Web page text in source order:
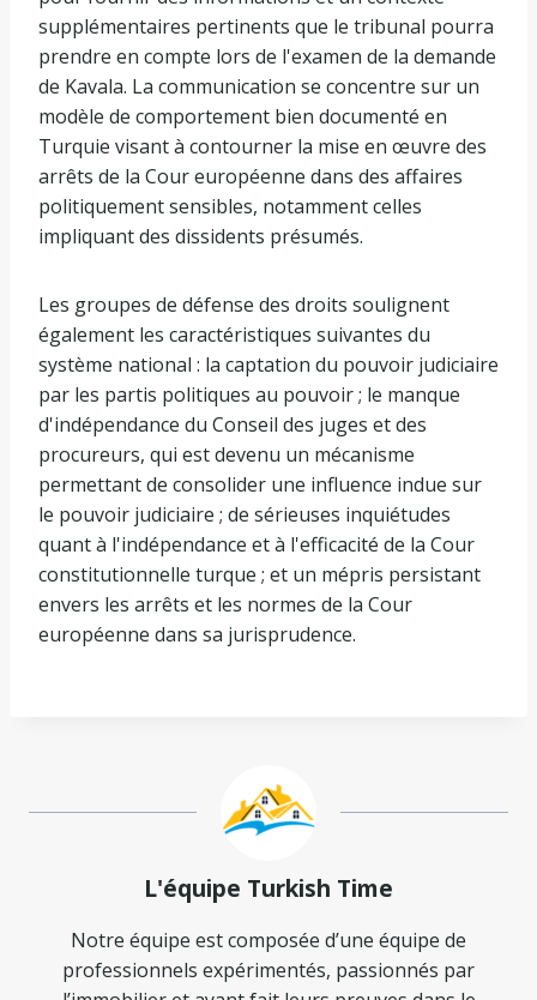
supplémentaires pertinents que le tribunal pourra
prendre en compte lors de l'examen de la demande
de Kavala. La communication se concentre sur un
modèle de comportement bien documenté en
Turquie visant à contourner la mise en œuvre des
arrêts de la Cour européenne dans des affaires
politiquement sensibles, notamment celles
impliquant des dissidents présumés.
Les groupes de défense des droits soulignent
également les caractéristiques suivantes du
système national : la captation du pouvoir judiciaire
par les partis politiques au pouvoir ; le manque
d'indépendance du Conseil des juges et des
procureurs, qui est devenu un mécanisme
permettant de consolider une influence indue sur
le pouvoir judiciaire ; de sérieuses inquiétudes
quant à l'indépendance et à l'efficacité de la Cour
constitutionnelle turque ; et un mépris persistant
envers les arrêts et les normes de la Cour
européenne dans sa jurisprudence.
L'équipe Turkish Time
Notre équipe est composée d’une équipe de
professionnels expérimentés, passionnés par